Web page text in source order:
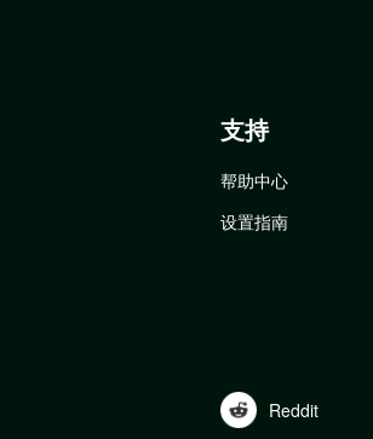
支持
帮助中心
设置指南
Reddit